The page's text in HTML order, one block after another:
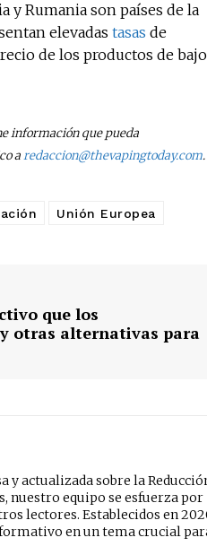
y Rumania son países de la
elevadas tasas de
de los productos de bajo
información que pueda
aredaccion@thevapingtoday.com.
Unión Europea
que los
otras alternativas para
y actualizada sobre la
nuestro equipo se esfuerza por
lectores. Establecidos en
en un tema crucial